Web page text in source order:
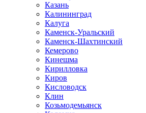
Казань
Калининград
Калуга
Каменск-Уральский
Каменск-Шахтинский
Кемерово
Кинешма
Кирилловка
Киров
Кисловодск
Клин
Козьмодемьянск